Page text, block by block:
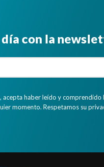
con la
acepta haber leído y
momento. Respetamos su